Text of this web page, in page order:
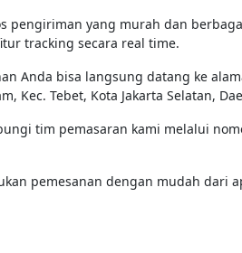
pengiriman yang murah dan
tracking secara real time.
Anda bisa langsung datang ke
Kec. Tebet, Kota Jakarta Selatan,
tim pemasaran kami melalui
pemesanan dengan mudah dari